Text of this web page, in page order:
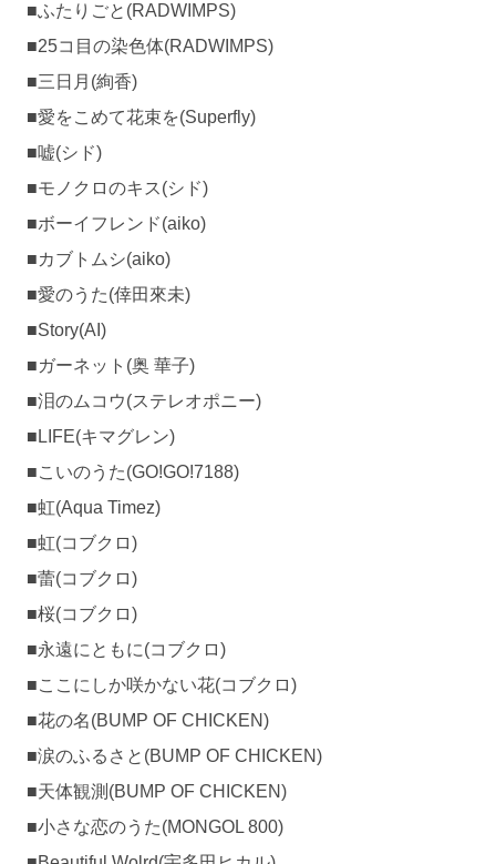
■ふたりごと(RADWIMPS)
■25コ目の染色体(RADWIMPS)
■三日月(絢香)
■愛をこめて花束を(Superfly)
■嘘(シド)
■モノクロのキス(シド)
■ボーイフレンド(aiko)
■カブトムシ(aiko)
■愛のうた(倖田來未)
■Story(AI)
■ガーネット(奥 華子)
■泪のムコウ(ステレオポニー)
■LIFE(キマグレン)
■こいのうた(GO!GO!7188)
■虹(Aqua Timez)
■虹(コブクロ)
■蕾(コブクロ)
■桜(コブクロ)
■永遠にともに(コブクロ)
■ここにしか咲かない花(コブクロ)
■花の名(BUMP OF CHICKEN)
■涙のふるさと(BUMP OF CHICKEN)
■天体観測(BUMP OF CHICKEN)
■小さな恋のうた(MONGOL 800)